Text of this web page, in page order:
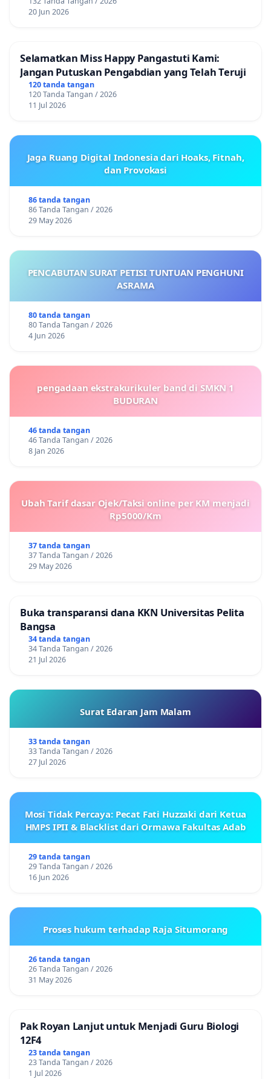
20 Jun 2026
Selamatkan Miss Happy Pangastuti Kami:
Jangan Putuskan Pengabdian yang Telah Teruji
120 tanda tangan
120 Tanda Tangan / 2026
11 Jul 2026
Jaga Ruang Digital Indonesia dari Hoaks, Fitnah,
dan Provokasi
86 tanda tangan
86 Tanda Tangan / 2026
29 May 2026
PENCABUTAN SURAT PETISI TUNTUAN PENGHUNI
ASRAMA
80 tanda tangan
80 Tanda Tangan / 2026
4 Jun 2026
pengadaan ekstrakurikuler band di SMKN 1
BUDURAN
46 tanda tangan
46 Tanda Tangan / 2026
8 Jan 2026
Ubah Tarif dasar Ojek/Taksi online per KM menjadi
Rp5000/Km
37 tanda tangan
37 Tanda Tangan / 2026
29 May 2026
Buka transparansi dana KKN Universitas Pelita
Bangsa
34 tanda tangan
34 Tanda Tangan / 2026
21 Jul 2026
Surat Edaran Jam Malam
33 tanda tangan
33 Tanda Tangan / 2026
27 Jul 2026
Mosi Tidak Percaya: Pecat Fati Huzzaki dari Ketua
HMPS IPII & Blacklist dari Ormawa Fakultas Adab
29 tanda tangan
29 Tanda Tangan / 2026
16 Jun 2026
Proses hukum terhadap Raja Situmorang
26 tanda tangan
26 Tanda Tangan / 2026
31 May 2026
Pak Royan Lanjut untuk Menjadi Guru Biologi
12F4
23 tanda tangan
23 Tanda Tangan / 2026
1 Jul 2026